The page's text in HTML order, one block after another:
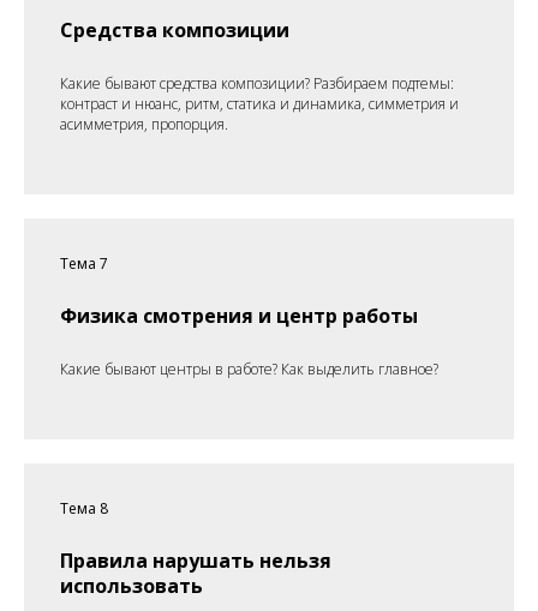
Средства композиции
Какие бывают средства композиции? Разбираем подтемы:
контраст и нюанс, ритм, статика и динамика, симметрия и
асимметрия, пропорция.
Тема 7
Физика смотрения и центр работы
Какие бывают центры в работе? Как выделить главное?
Тема 8
Правила нарушать нельзя
использовать